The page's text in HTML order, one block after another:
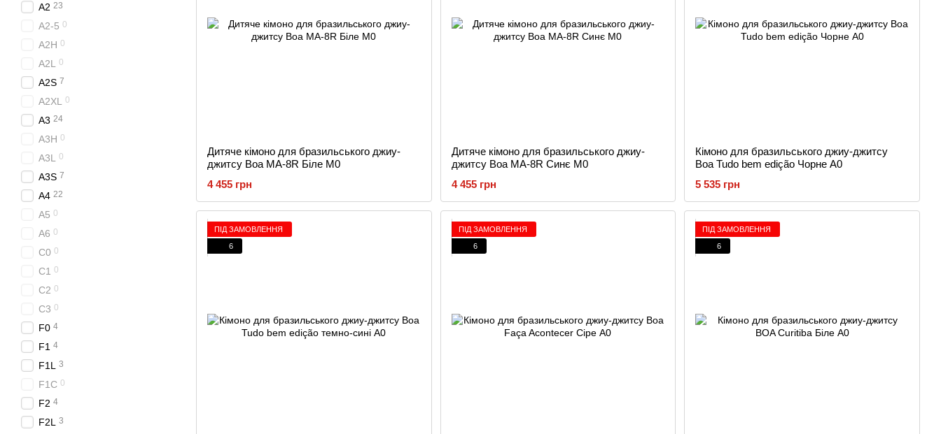
Дитяче кімоно для бразильського джиу-
джитсу Boa MA-8R Біле M0
4 455 грн
Дитяче кімоно для бразильського джиу-
джитсу Boa MA-8R Синє M0
4 455 грн
Кімоно для бразильського джиу-джитсу
Boa Tudo bem edição Чорне A0
5 535 грн
ПІД ЗАМОВЛЕННЯ
6
ПІД ЗАМОВЛЕННЯ
6
ПІД ЗАМОВЛЕННЯ
6
A2 23
A2-5 0
A2H 0
A2L 0
A2S 7
A2XL 0
A3 24
A3H 0
A3L 0
A3S 7
A4 22
A5 0
A6 0
C0 0
C1 0
C2 0
C3 0
F0 4
F1 4
F1L 3
F1C 0
F2 4
F2L 3